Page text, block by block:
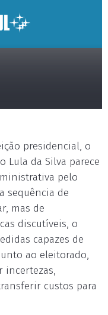
presidencial, o
Lula da Silva parece
pelo
sequência de
mas de
discutíveis, o
capazes de
ao eleitorado,
incertezas,
custos para